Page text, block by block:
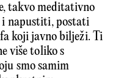
takvo meditativno
i napustiti, postati
koji javno bilježi. Ti
više toliko s
smo samim